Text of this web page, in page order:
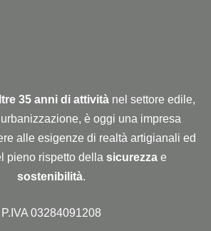
35 anni di attività nel settore edile,
è oggi una impresa
alle esigenze di realtà artigianali ed
pieno rispetto della sicurezzae
sostenibilità.
P.IVA 03284091208